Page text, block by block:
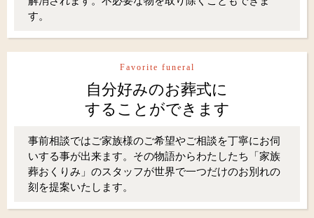
す。
Favorite funeral
自分好みのお葬式に
することができます
事前相談ではご家族様のご希望やご相談を丁寧にお伺
いする事が出来ます。その物語からわたしたち「家族
葬おくりみ」のスタッフが世界で一つだけのお別れの
刻を提案いたします。